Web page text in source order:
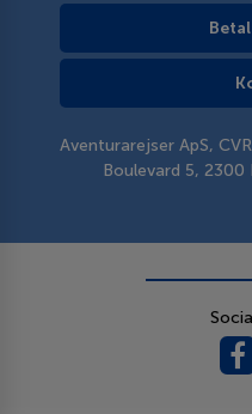
Aventurarejser ApS,
Boulevard 5, 2300